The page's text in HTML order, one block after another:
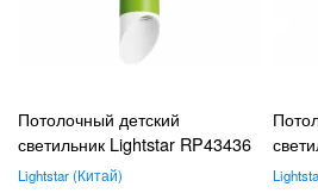
Потолочный детский
светильник Lightstar RP43436
Lightstar Китай